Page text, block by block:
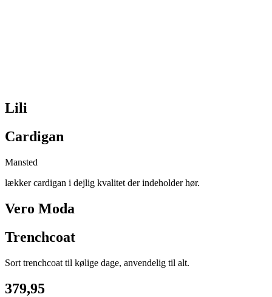
Lili
Cardigan
Mansted
lækker cardigan i dejlig kvalitet der indeholder hør.
Vero Moda
Trenchcoat
Sort trenchcoat til kølige dage, anvendelig til alt.
379,95